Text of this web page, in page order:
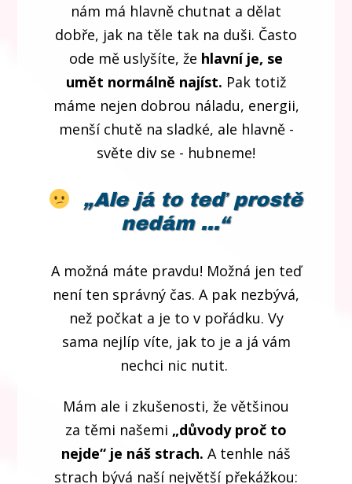
nám má hlavně chutnat a dělat
dobře, jak na těle tak na duši. Často
ode mě uslyšíte, že hlavní je, se
umět normálně najíst. Pak totiž
máme nejen dobrou náladu, energii,
menší chutě na sladké, ale hlavně -
světe div se - hubneme!
„Ale já to teď prostě
nedám ...“
A možná máte pravdu! Možná jen teď
není ten správný čas. A pak nezbývá,
než počkat a je to v pořádku. Vy
sama nejlíp víte, jak to je a já vám
nechci nic nutit.
Mám ale i zkušenosti, že většinou
za těmi našemi „důvody proč to
nejde“ je náš strach. A tenhle náš
strach bývá naší největší překážkou: